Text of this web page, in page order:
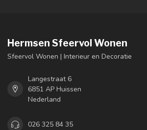
Hermsen Sfeervol Wonen
Sfeervol Wonen | Interieur en Decoratie
Langestraat 6
6851 AP Huissen
Nederland
026 325 84 35